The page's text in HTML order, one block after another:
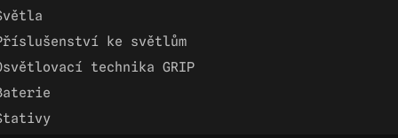
ke světlům
technika GRIP